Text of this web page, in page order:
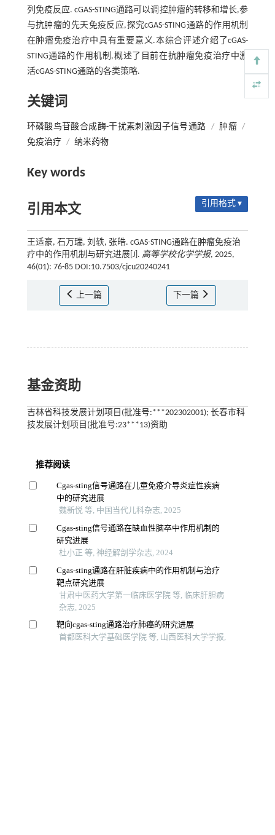
列免疫反应. cGAS-STING通路可以调控肿瘤的转移和增长,参
与抗肿瘤的先天免疫反应,探究cGAS-STING通路的作用机制
在肿瘤免疫治疗中具有重要意义.本综合评述介绍了cGAS-
STING通路的作用机制,概述了目前在抗肿瘤免疫治疗中激
活cGAS-STING通路的各类策略.
关键词
环磷酸鸟苷酸合成酶-干扰素刺激因子信号通路 / 肿瘤
/
免疫治疗 / 纳米药物
Key words
引用本文 引用格式 ▾
王适豪, 石万瑞, 刘轶, 张皓. cGAS-STING通路在肿瘤免疫治
疗中的作用机制与研究进展[J]. 高等学校化学学报, 2025,
46(01): 76-85 DOI:10.7503/cjcu20240241
上一篇 下一篇
基金资助
吉林省科技发展计划项目(批准号:***202302001); 长春市科
技发展计划项目(批准号:23***13)资助